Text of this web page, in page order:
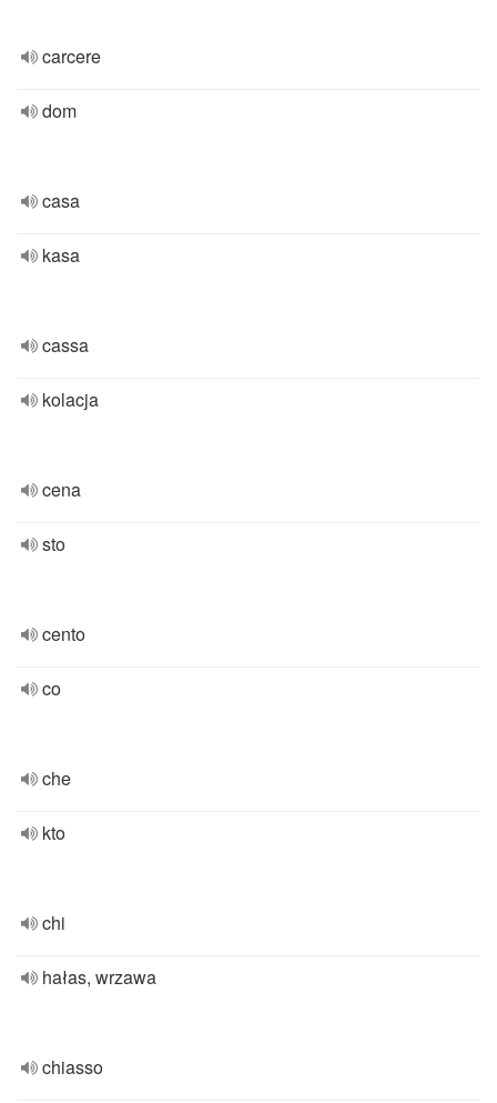
carcere
dom
casa
kasa
cassa
kolacja
cena
sto
cento
co
che
kto
chi
hałas, wrzawa
chiasso